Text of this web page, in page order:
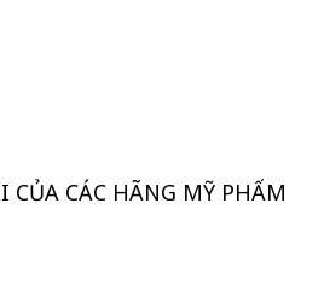
CỦA CÁC HÃNG MỸ PHẨM